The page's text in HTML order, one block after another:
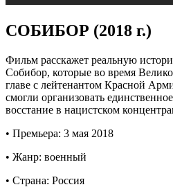
СОБИБОР (2018 г.)
Фильм расскажет реальную
Собибор, которые во время
главе с лейтенантом Красной
смогли организовать
восстание в нацистском
• Премьера: 3 мая 2018
• Жанр: военный
• Страна: Россия